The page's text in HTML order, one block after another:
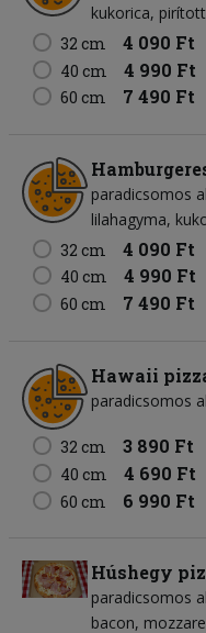
kukorica
32 cm
4 090 Ft
40 cm 4 990 Ft
60 cm 7 490 Ft
paradicsomos
lilahagyma
32 cm
4 090 Ft
40 cm 4 990 Ft
60 cm 7 490 Ft
Hawaii
paradicsomos
32 cm 3 890 Ft
40 cm 4 690 Ft
60 cm 6 990 Ft
Húshegy
paradicsomos
bacon